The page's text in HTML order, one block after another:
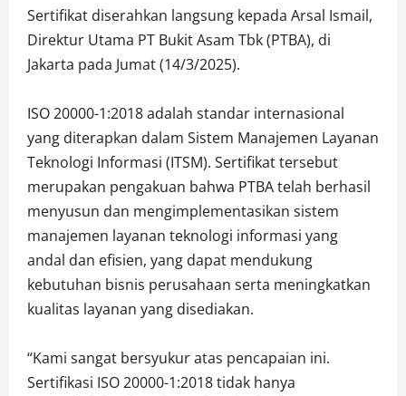
Sertifikat diserahkan langsung kepada Arsal Ismail,
Direktur Utama PT Bukit Asam Tbk (PTBA), di
Jakarta pada Jumat (14/3/2025).
ISO 20000-1:2018 adalah standar internasional
yang diterapkan dalam Sistem Manajemen Layanan
Teknologi Informasi (ITSM). Sertifikat tersebut
merupakan pengakuan bahwa PTBA telah berhasil
menyusun dan mengimplementasikan sistem
manajemen layanan teknologi informasi yang
andal dan efisien, yang dapat mendukung
kebutuhan bisnis perusahaan serta meningkatkan
kualitas layanan yang disediakan.
“Kami sangat bersyukur atas pencapaian ini.
Sertifikasi ISO 20000-1:2018 tidak hanya